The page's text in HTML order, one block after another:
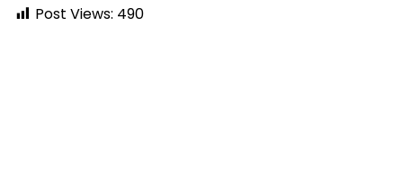
Post Views: 490